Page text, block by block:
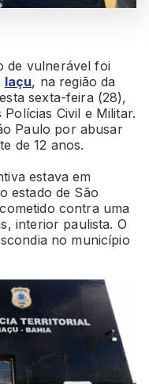
de vulnerável foi
Iaçu, na região da
sexta-feira (28),
Civil e Militar.
Paulo por abusar
de 12 anos.
estava em
estado de São
contra uma
interior paulista. O
no município